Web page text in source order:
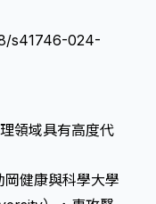
s41746-024-
領域具有高度代
岡健康與科學大學